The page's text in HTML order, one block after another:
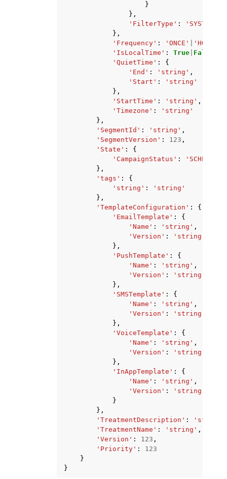
}
},
'FilterType' : 'SYSTEM'
},
'Frequency' : 'ONCE' 'HOURLY'
'IsLocalTime' : True False
'QuietTime' :
{
'End' : 'string' ,
'Start' :
'string'
},
'StartTime' : 'string' ,
'Timezone' :
'string'
},
'SegmentId' : 'string' ,
'SegmentVersion' : 123 ,
'State' :
{
'CampaignStatus' :
},
'tags' :
{
'string' :
'string'
},
'TemplateConfiguration' :
{
'EmailTemplate' :
{
'Name' : 'string' ,
'Version' :
'string'
},
'PushTemplate' :
{
'Name' : 'string' ,
'Version' :
'string'
},
'SMSTemplate' :
{
'Name' : 'string' ,
'Version' :
'string'
},
'VoiceTemplate' :
{
'Name' : 'string' ,
'Version' :
'string'
},
'InAppTemplate' :
{
'Name' : 'string' ,
'Version' :
'string'
}
},
'TreatmentDescription' : 'string'
'TreatmentName' : 'string' ,
'Version' : 123 ,
'Priority' :
123
}
}